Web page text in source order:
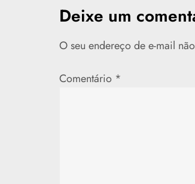
g
a
ç
Deixe um
O seu endereço de e-mail
Comentário *